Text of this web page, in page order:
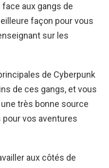
aux gangs de
façon pour vous
sur les
de Cyberpunk
de ces gangs, et vous
très bonne source
pour vos aventures
aux côtés de